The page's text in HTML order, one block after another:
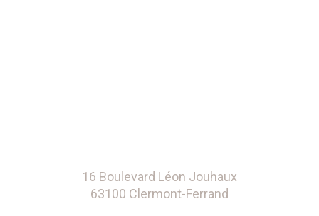
16 Boulevard Léon Jouhaux
63100 Clermont-Ferrand